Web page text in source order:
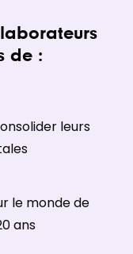
de :
leurs
le monde de
ans